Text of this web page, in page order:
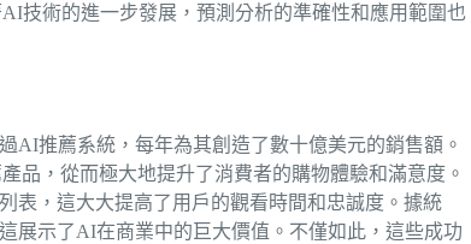
技術的進一步發展，預測分析的準確性和應用範圍也
AI推薦系統，每年為其創造了數十億美元的銷售額。
品，從而極大地提升了消費者的購物體驗和滿意度。
表，這大大提高了用戶的觀看時間和忠誠度。據統
展示了AI在商業中的巨大價值。不僅如此，這些成功